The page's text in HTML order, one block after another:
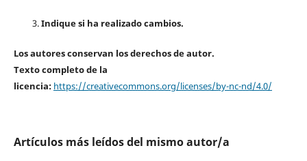
Indique si ha realizado cambios.
Los autores conservan los derechos de autor.
Texto completo de la
licencia: https://creativecommons.org/licenses/by-nc-nd/4.0/
Artículos más leídos del mismo autor/a